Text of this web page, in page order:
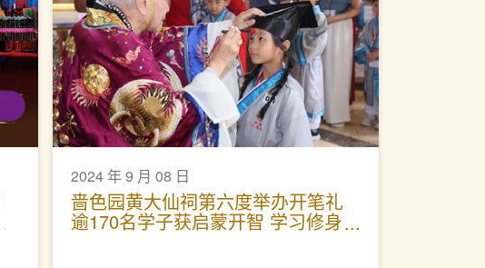
2024 年 9 月 08 日
啬色园黄大仙祠第六度举办开笔礼
逾170名学子获启蒙开智 学习修身